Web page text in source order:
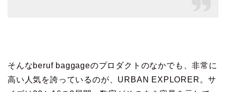
そんなberuf baggageのプロダクトのなかでも、非常に
高い人気を誇っているのが、URBAN EXPLORER。サ